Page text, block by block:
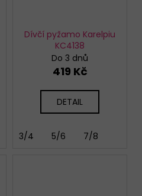
Dívčí pyžamo Karelpiu
KC4138
Do 3 dnů
419 Kč
DETAIL
3/4 5/6 7/8